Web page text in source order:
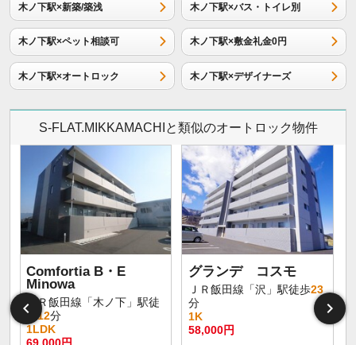
木ノ下駅×新築/築浅 木ノ下駅×バス・トイレ別
木ノ下駅×ペット相談可 木ノ下駅×敷金礼金0円
木ノ下駅×オートロック 木ノ下駅×デザイナーズ
S-FLAT.MIKKAMACHIと類似のオートロック物件
Comfortia B・E
Minowa
ＪＲ飯田線「木ノ下」駅徒
歩 12分
1LDK
69,000円
グランデ コスモ
ＪＲ飯田線「沢」駅徒歩23
分
1K
58,000円